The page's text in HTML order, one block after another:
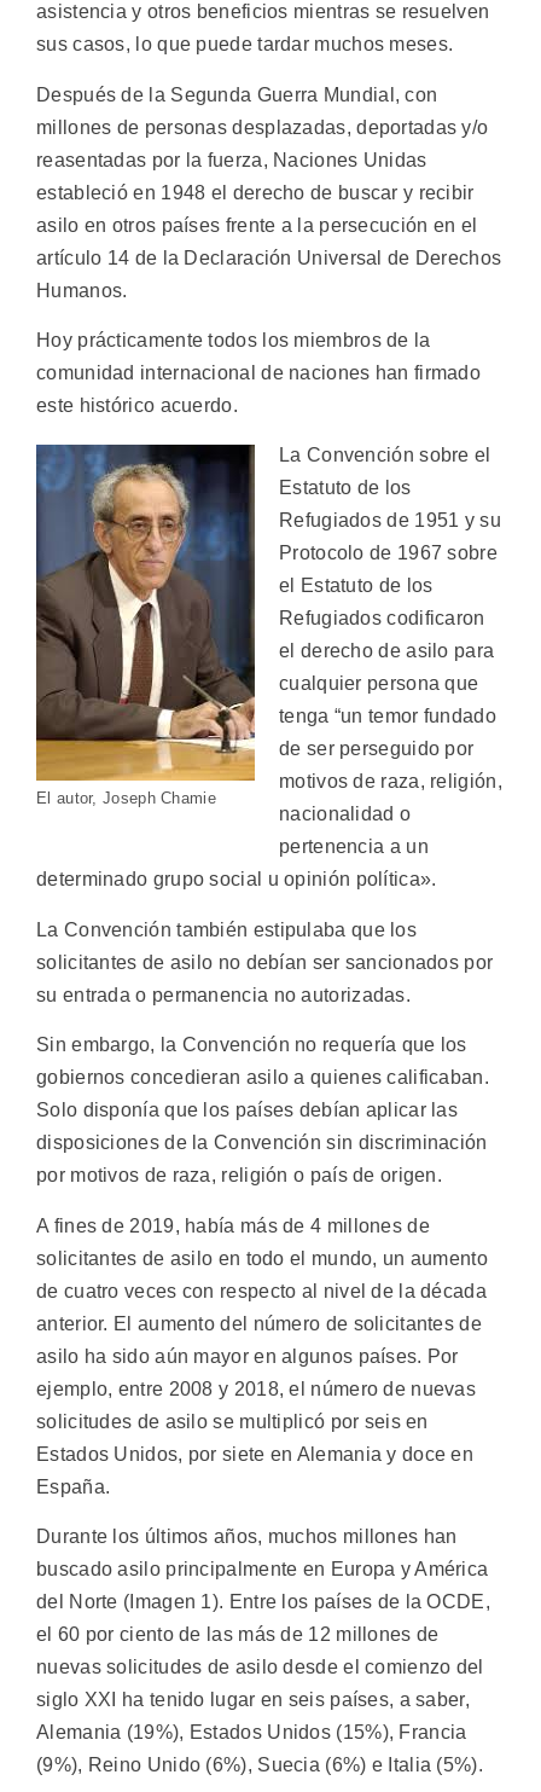
asistencia y otros beneficios mientras se resuelven
sus casos, lo que puede tardar muchos meses.
Después de la Segunda Guerra Mundial, con
millones de personas desplazadas, deportadas y/o
reasentadas por la fuerza, Naciones Unidas
estableció en 1948 el derecho de buscar y recibir
asilo en otros países frente a la persecución en el
artículo 14 de la Declaración Universal de Derechos
Humanos.
Hoy prácticamente todos los miembros de la
comunidad internacional de naciones han firmado
este histórico acuerdo.
El autor, Joseph Chamie
La Convención sobre el
Estatuto de los
Refugiados de 1951 y su
Protocolo de 1967 sobre
el Estatuto de los
Refugiados codificaron
el derecho de asilo para
cualquier persona que
tenga “un temor fundado
de ser perseguido por
motivos de raza, religión,
nacionalidad o
pertenencia a un
determinado grupo social u opinión política».
La Convención también estipulaba que los
solicitantes de asilo no debían ser sancionados por
su entrada o permanencia no autorizadas.
Sin embargo, la Convención no requería que los
gobiernos concedieran asilo a quienes calificaban.
Solo disponía que los países debían aplicar las
disposiciones de la Convención sin discriminación
por motivos de raza, religión o país de origen.
A fines de 2019, había más de 4 millones de
solicitantes de asilo en todo el mundo, un aumento
de cuatro veces con respecto al nivel de la década
anterior. El aumento del número de solicitantes de
asilo ha sido aún mayor en algunos países. Por
ejemplo, entre 2008 y 2018, el número de nuevas
solicitudes de asilo se multiplicó por seis en
Estados Unidos, por siete en Alemania y doce en
España.
Durante los últimos años, muchos millones han
buscado asilo principalmente en Europa y América
del Norte (Imagen 1). Entre los países de la OCDE,
el 60 por ciento de las más de 12 millones de
nuevas solicitudes de asilo desde el comienzo del
siglo XXI ha tenido lugar en seis países, a saber,
Alemania (19%), Estados Unidos (15%), Francia
(9%), Reino Unido (6%), Suecia (6%) e Italia (5%).